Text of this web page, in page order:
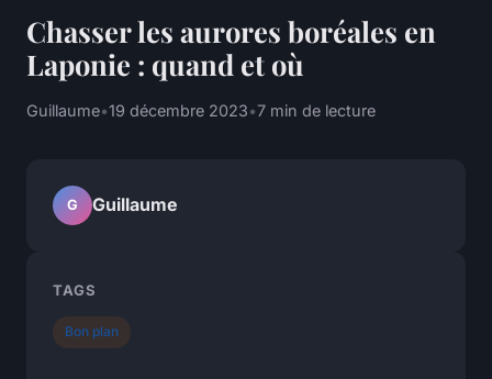
Chasser les aurores boréales en
Laponie : quand et où
Guillaume•19 décembre 2023•7 min de lecture
G Guillaume
TAGS
Bon plan